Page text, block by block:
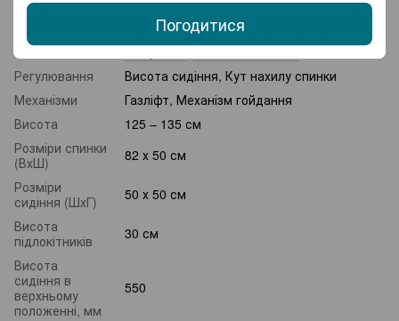
Погодитися
З колесиками,З підголівником
підлокітниками , Зі спинкою
Регулювання
Висота сидіння, Кут нахилу спинки
Механізми
Газліфт, Механізм гойдання
Висота
125 – 135 см
Розміри спинки
(ВхШ)
82 х 50 см
Розміри
сидіння (ШхГ)
50 х 50 см
Висота
підлокітників
30 см
Висота
сидіння в
верхньому
положенні, мм
550